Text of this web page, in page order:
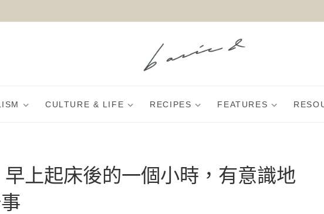
CULTURE & LIFE RECIPES FEATURES
上起床後的一個小時，有意識地